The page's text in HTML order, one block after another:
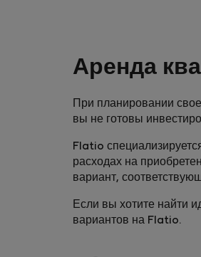
Аренда
При планировании
вы не готовы
Flatio
расходах на
вариант,
Если вы хотите найти
вариантов на Flatio.